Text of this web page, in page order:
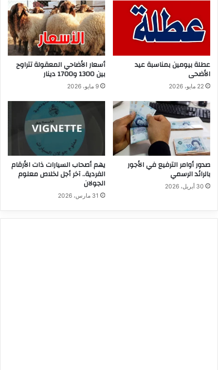
عطلة بيومين بمناسبة عيد
الأضحى
22 مايو، 2026
أسعار الأضاحي المعقولة تتراوح
بين 1300 و1700 دينار
9 مايو، 2026
صدور أوامر الترفيع في الأجور
بالرائد الرسمي
30 أبريل، 2026
يهم أصحاب السيارات ذات الأرقام
الفردية.. آخر أجل لخلاص معلوم
الجولان
31 مارس، 2026